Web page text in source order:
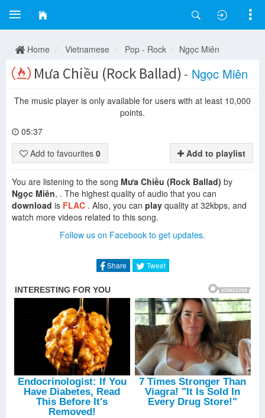
Home Vietnamese Pop - Rock Ngọc Miên
Mưa Chiều (Rock Ballad) - Ngọc Miên
The music player is only available for users with at least 10,000
points.
05:37
Add to favourites 0 Add to playlist
You are listening to the song Mưa Chiều (Rock Ballad) by
Ngọc Miên, . The highest quality of audio that you can
download is FLAC . Also, you can play quality at 32kbps, and
watch more videos related to this song.
Follow us on Facebook to get updates.
Share Tweet